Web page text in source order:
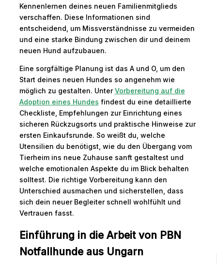
Kennenlernen deines neuen Familienmitglieds
verschaffen. Diese Informationen sind
entscheidend, um Missverständnisse zu vermeiden
und eine starke Bindung zwischen dir und deinem
neuen Hund aufzubauen.
Eine sorgfältige Planung ist das A und O, um den
Start deines neuen Hundes so angenehm wie
möglich zu gestalten. UnterVorbereitung auf die
Adoption eines Hundes findest du eine detaillierte
Checkliste, Empfehlungen zur Einrichtung eines
sicheren Rückzugsorts und praktische Hinweise zur
ersten Einkaufsrunde. So weißt du, welche
Utensilien du benötigst, wie du den Übergang vom
Tierheim ins neue Zuhause sanft gestaltest und
welche emotionalen Aspekte du im Blick behalten
solltest. Die richtige Vorbereitung kann den
Unterschied ausmachen und sicherstellen, dass
sich dein neuer Begleiter schnell wohlfühlt und
Vertrauen fasst.
Einführung in die Arbeit von PBN
Notfallhunde aus Ungarn